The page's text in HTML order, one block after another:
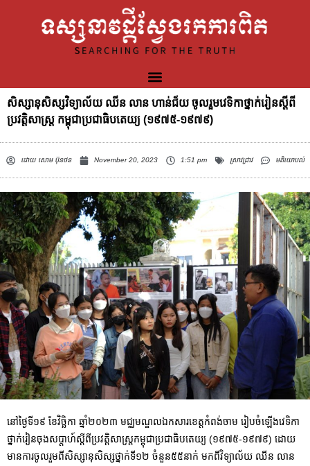
សិស្សានុសិស្សវិទ្យាល័យ ឈីន លាន ហាន់ជ័យ ចូលរួមវេទិកាថ្នាក់រៀនស្ដីពី
ប្រវត្តិសាស្រ្ត កម្ពុជាប្រជាធិបតេយ្យ (១៩៧៥-១៩៧៩)
ដោយសោម ប៊ុនថន November 20, 2023 1:51 pm ស្រាវជ្រាវ មតិយោបល់
នៅថ្ងៃទី១៩ ខែវិចិ្ឆកា ឆ្នាំ២០២៣ មជ្ឈមណ្ឌលឯកសារខេត្តកំពង់ចាម រៀបចំឡើងវេទិកា
ថ្នាក់រៀនចុងសប្ដាហ៍ស្ដីពីប្រវត្តិសាស្ត្រកម្ពុជាប្រជាធិបតេយ្យ (១៩៧៥-១៩៧៩) ដោយ
មានការចូលរួមពីសិស្សានុសិស្សថ្នាក់ទី១២ ចំនួន៥៥នាក់ មកពីវិទ្យាល័យ ឈីន លាន